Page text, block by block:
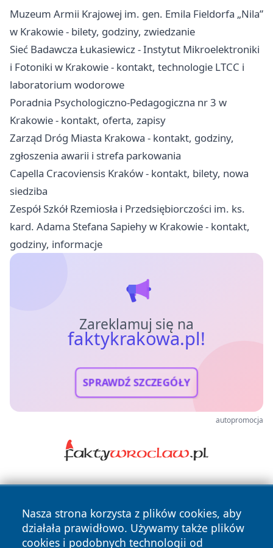
Muzeum Armii Krajowej im. gen. Emila Fieldorfa „Nila”
w Krakowie - bilety, godziny, zwiedzanie
Sieć Badawcza Łukasiewicz - Instytut Mikroelektroniki
i Fotoniki w Krakowie - kontakt, technologie LTCC i
laboratorium wodorowe
Poradnia Psychologiczno-Pedagogiczna nr 3 w
Krakowie - kontakt, oferta, zapisy
Zarząd Dróg Miasta Krakowa - kontakt, godziny,
zgłoszenia awarii i strefa parkowania
Capella Cracoviensis Kraków - kontakt, bilety, nowa
siedziba
Zespół Szkół Rzemiosła i Przedsiębiorczości im. ks.
kard. Adama Stefana Sapiehy w Krakowie - kontakt,
godziny, informacje
Zareklamuj się na
faktykrakowa.pl!
SPRAWDŹ SZCZEGÓŁY
autopromocja
Nasza strona korzysta z plików cookies, aby
działała prawidłowo. Używamy także plików
cookies i podobnych technologii od